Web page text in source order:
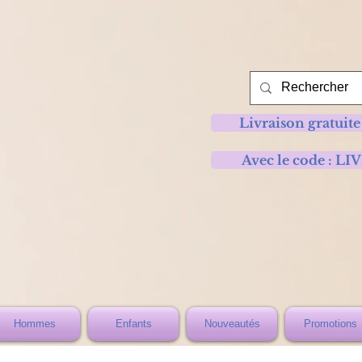
Livraison gratuite
Avec le code :
Hommes Enfants Nouveautés Promotions